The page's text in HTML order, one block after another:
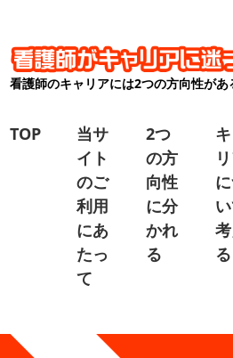
看護師のキャリアには2つの方向性があ
TOP
当サ
イト
のご
利用
にあ
たっ
て
2つ
の方
向性
に分
かれ
る
考
る